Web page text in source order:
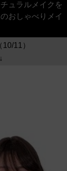
ュラルメイクを
おしゃべりメイ
11）